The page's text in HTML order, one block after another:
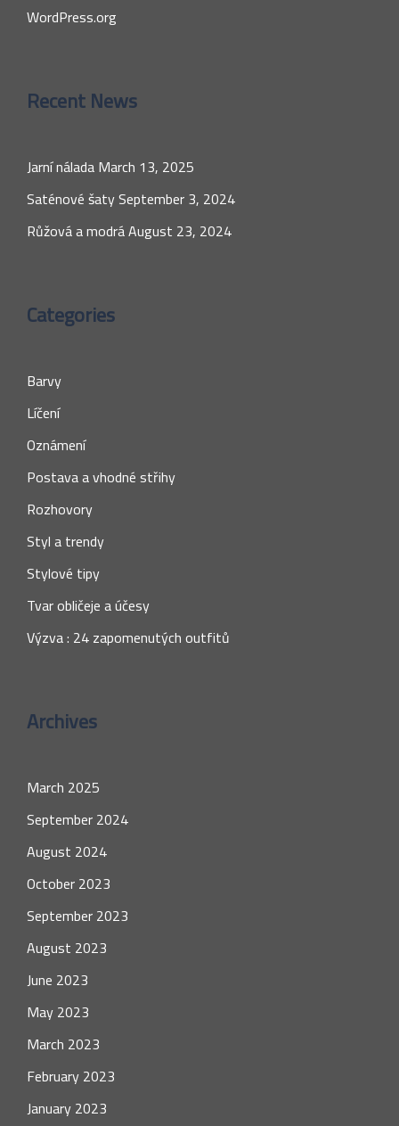
WordPress.org
Recent News
Jarní náladaMarch 13, 2025
Saténové šatySeptember 3, 2024
Růžová a modráAugust 23, 2024
Categories
Barvy
Líčení
Oznámení
Postava a vhodné střihy
Rozhovory
Styl a trendy
Stylové tipy
Tvar obličeje a účesy
Výzva : 24 zapomenutých outfitů
Archives
March 2025
September 2024
August 2024
October 2023
September 2023
August 2023
June 2023
May 2023
March 2023
February 2023
January 2023